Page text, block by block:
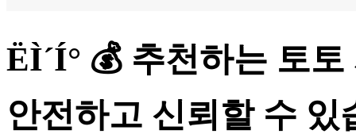
ËÌ´Í° 💰 추천하는
안전하고 신뢰할 수 있